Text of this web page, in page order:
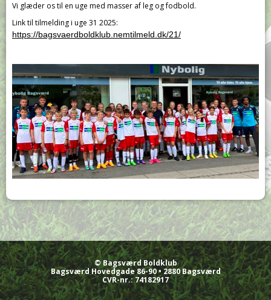
Vi glæder os til en uge med masser af leg og fodbold.
Link til tilmelding i uge 31 2025:
https://bagsvaerdboldklub.nemtilmeld.dk/21/
© Bagsværd Boldklub
Bagsværd Hovedgade 86-90 • 2880 Bagsværd
CVR-nr.:74182917